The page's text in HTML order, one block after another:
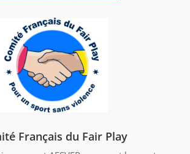
Français du Fair Play